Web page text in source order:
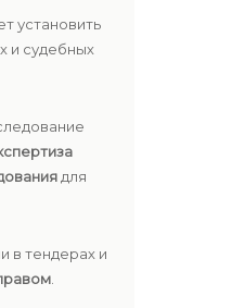
установить
и судебных
для
в тендерах и